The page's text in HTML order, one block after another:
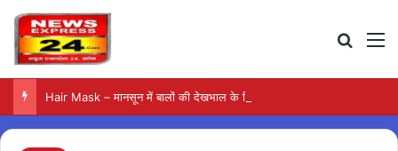
Hair Mask – मानसून में बालों की देखभाल के लिए आजमाएं अंडे का मास्क